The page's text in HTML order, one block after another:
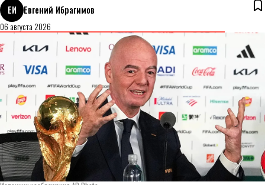
ЕИ
Евгений Ибрагимов
06 августа 2026